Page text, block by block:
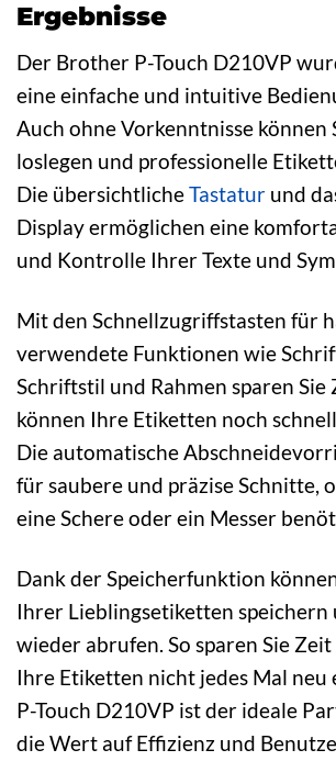
Ergebnisse
Der Brother P-Touch D210VP
eine einfache und intuitive
Auch ohne Vorkenntnisse können
loslegen und professionelle
Die übersichtlicheTastatur und
Display ermöglichen eine
und Kontrolle Ihrer Texte und
Mit den Schnellzugriffstasten für
verwendete Funktionen wie
Schriftstil und Rahmen sparen Sie
können Ihre Etiketten noch
Die automatische
für saubere und präzise Schnitte,
eine Schere oder ein Messer
Dank der Speicherfunktion
Ihrer Lieblingsetiketten speichern
wieder abrufen. So sparen Sie
Ihre Etiketten nicht jedes Mal neu
P-Touch D210VP ist der ideale
die Wert auf Effizienz und